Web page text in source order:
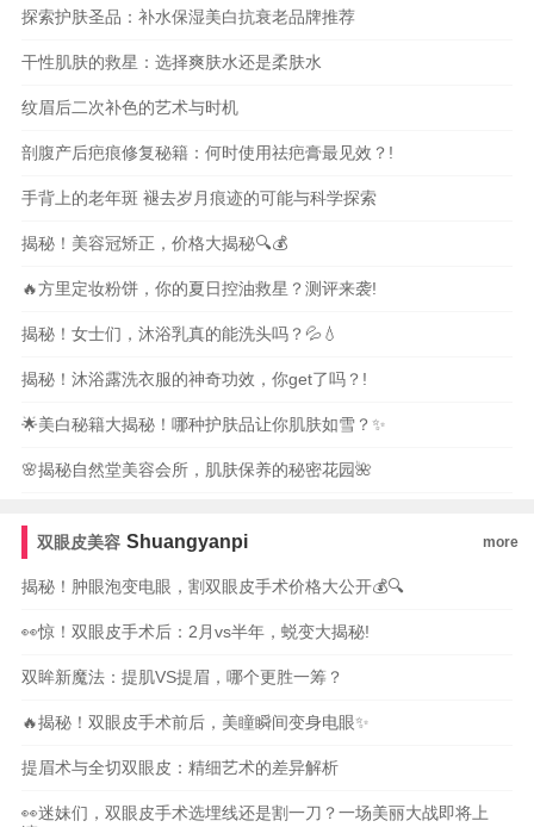
探索护肤圣品：补水保湿美白抗衰老品牌推荐
干性肌肤的救星：选择爽肤水还是柔肤水
纹眉后二次补色的艺术与时机
剖腹产后疤痕修复秘籍：何时使用祛疤膏最见效？!
手背上的老年斑 褪去岁月痕迹的可能与科学探索
揭秘！美容冠矫正，价格大揭秘🔍💰
🔥方里定妆粉饼，你的夏日控油救星？测评来袭!
揭秘！女士们，沐浴乳真的能洗头吗？💦💧
揭秘！沐浴露洗衣服的神奇功效，你get了吗？!
🌟美白秘籍大揭秘！哪种护肤品让你肌肤如雪？✨
🌸揭秘自然堂美容会所，肌肤保养的秘密花园🌺
双眼皮美容 Shuangyanpi more
揭秘！肿眼泡变电眼，割双眼皮手术价格大公开💰🔍
👀惊！双眼皮手术后：2月vs半年，蜕变大揭秘!
双眸新魔法：提肌VS提眉，哪个更胜一筹？
🔥揭秘！双眼皮手术前后，美瞳瞬间变身电眼✨
提眉术与全切双眼皮：精细艺术的差异解析
👀迷妹们，双眼皮手术选埋线还是割一刀？一场美丽大战即将上